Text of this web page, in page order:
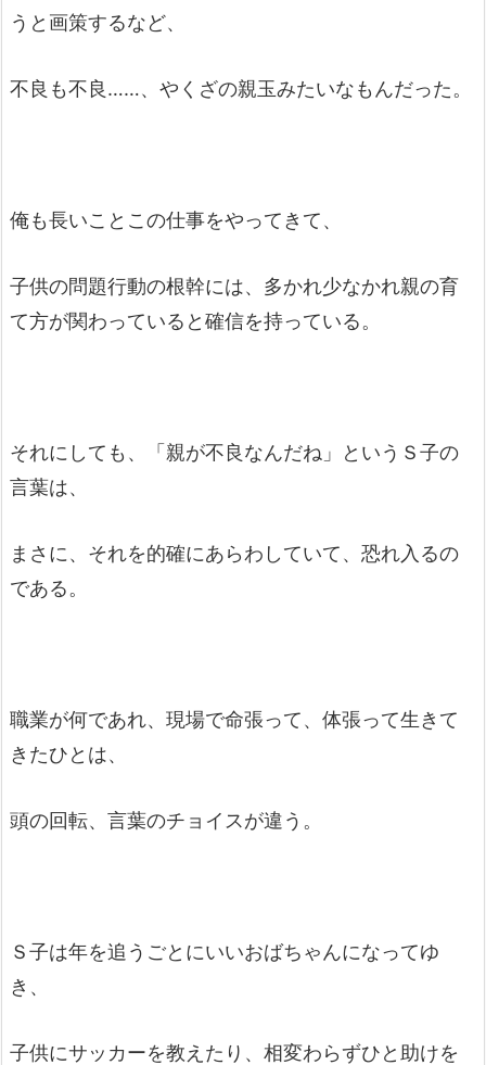
うと画策するなど、
不良も不良……、やくざの親玉みたいなもんだった。
俺も長いことこの仕事をやってきて、
子供の問題行動の根幹には、多かれ少なかれ親の育
て方が関わっていると確信を持っている。
それにしても、「親が不良なんだね」というＳ子の
言葉は、
まさに、それを的確にあらわしていて、恐れ入るの
である。
職業が何であれ、現場で命張って、体張って生きて
きたひとは、
頭の回転、言葉のチョイスが違う。
Ｓ子は年を追うごとにいいおばちゃんになってゆ
き、
子供にサッカーを教えたり、相変わらずひと助けを